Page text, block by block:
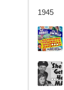
1945
--
--